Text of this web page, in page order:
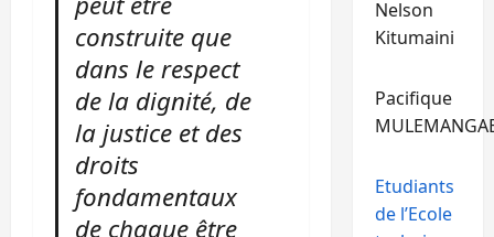
construite que
dans le respect
de la dignité, de
la justice et des
droits
fondamentaux
de chaque être
Nelson
Kitumaini
Pacifique
Etudiants
de l’Ecole